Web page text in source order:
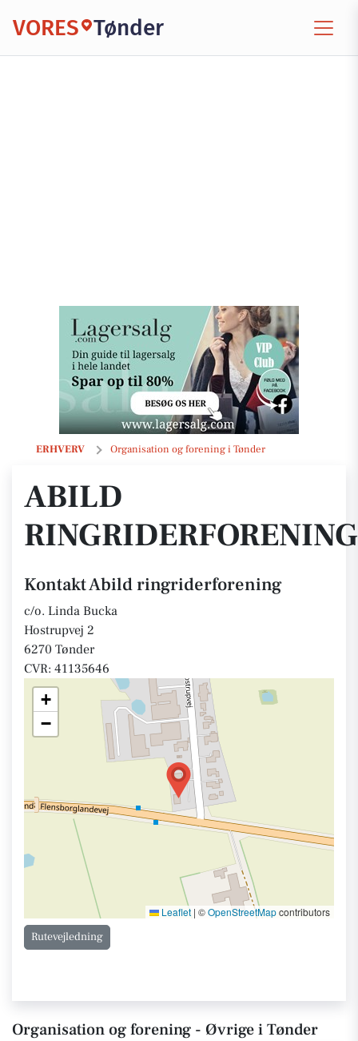
VORES Tønder
ERHVERV Organisation og forening i Tønder
Abild ringriderforening
ABILD
RINGRIDERFORENING
Kontakt Abild ringriderforening
c/o. Linda Bucka
Hostrupvej 2
6270 Tønder
CVR: 41135646
+
−
Leaflet | ©OpenStreetMapcontributors
Rutevejledning
Organisation og forening - Øvrige i Tønder